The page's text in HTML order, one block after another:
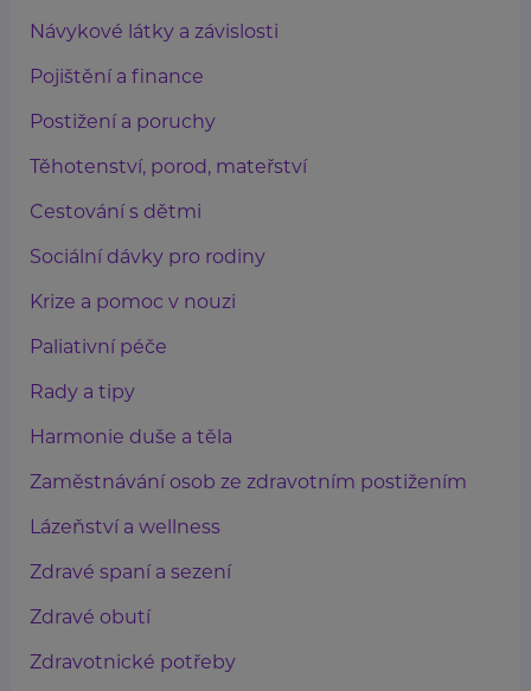
Návykové látky a závislosti
Pojištění a finance
Postižení a poruchy
Těhotenství, porod, mateřství
Cestování s dětmi
Sociální dávky pro rodiny
Krize a pomoc v nouzi
Paliativní péče
Rady a tipy
Harmonie duše a těla
Zaměstnávání osob ze zdravotním postižením
Lázeňství a wellness
Zdravé spaní a sezení
Zdravé obutí
Zdravotnické potřeby